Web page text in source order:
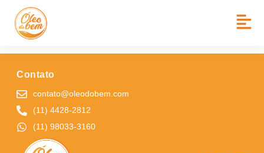
BAIRRO:
ESCOLA MUNICIPAL MARIA EMMELINA ROQUETTE VERDI
Contato
contato@oleodobem.com
(11) 4428-2812
(11) 98033-3160